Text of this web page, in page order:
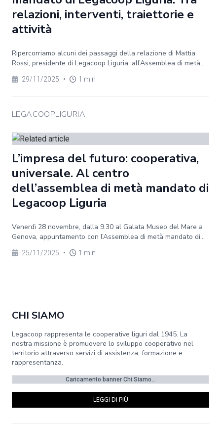
relazioni, interventi, traiettorie e
attività
Ripercorriamo alcuni dei passaggi della relazione di Mattia
Rossi, presidente di Legacoop Liguria, all’Assemblea di metà...
29/11/2025 • 1 min
LEGACOOPLIGURIA
L’impresa del futuro: cooperativa,
universale. Al centro
dell’assemblea di metà mandato di
Legacoop Liguria
Venerdì 28 novembre, dalla 9.30 al Galata Museo del Mare a
Genova, appuntamento con l’Assemblea di metà mandato di...
25/11/2025 • 1 min
CHI SIAMO
Legacoop rappresenta le cooperative liguri dal 1945. La
nostra missione è promuovere lo sviluppo cooperativo nel
territorio attraverso servizi di assistenza, formazione e
rappresentanza.
Caricamento banner Chi Siamo...
LEGGI DI PIÙ